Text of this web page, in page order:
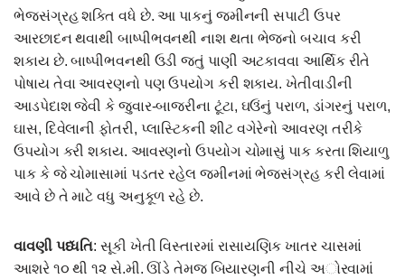
ભેજસંગ્રહ શક્તિ વધે છે. આ પાકનું જમીનની સપાટી ઉપર
આરછાદન થવાથી બાષ્પીભવનથી નાશ થતા ભેજનો બચાવ કરી
શકાય છે. બાષ્પીભવનથી ઉડી જતું પાણી અટકાવવા આર્થિક રીતે
પોષાય તેવા આવરણનો પણ ઉપયોગ કરી શકાય. ખેતીવાડીની
આડપેદાશ જેવી કે જુવાર-બાજરીના ટૂંટા, ઘઉંનું પરાળ, ડાંગરનું પરાળ,
ઘાસ, દિવેલાની ફોતરી, પ્લાસ્ટિકની શીટ વગેરેનો આવરણ તરીકે
ઉપયોગ કરી શકાય. આવરણનો ઉપયોગ ચોમાસું પાક કરતા શિયાળુ
પાક કે જે ચોમાસામાં પડતર રહેલ જમીનમાં ભેજસંગ્રહ કરી લેવામાં
આવે છે તે માટે વધુ અનુકૂળ રહે છે.
વાવણી પધ્ધતિ: સૂકી ખેતી વિસ્તારમાં રાસાયણિક ખાતર ચાસમાં
આશરે ૧૦ થી ૧૨ સે.મી. ઊંડે તેમજ બિયારણની નીચે અોરવામાં